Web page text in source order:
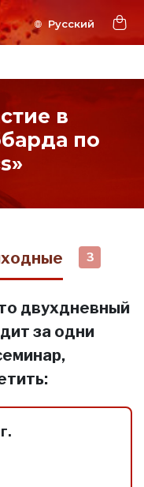
в
по
3
двухдневный
за одни